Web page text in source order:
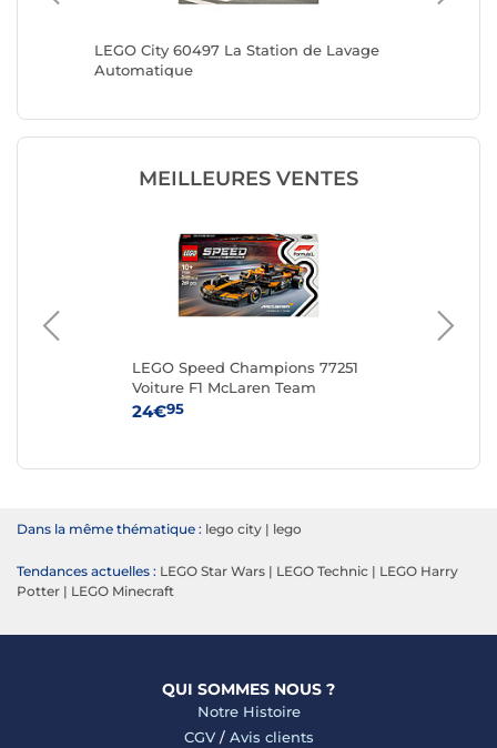
LEGO City 60497 La Station de Lavage
Automatique
MEILLEURES VENTES
LEGO Speed Champions 77251
Voiture F1 McLaren Team
MCL38
24€95
Dans la même thématique : lego city | lego
Tendances actuelles : LEGO Star Wars | LEGO Technic | LEGO Harry
Potter | LEGO Minecraft
QUI SOMMES NOUS ?
Notre Histoire
CGV/ Avis clients